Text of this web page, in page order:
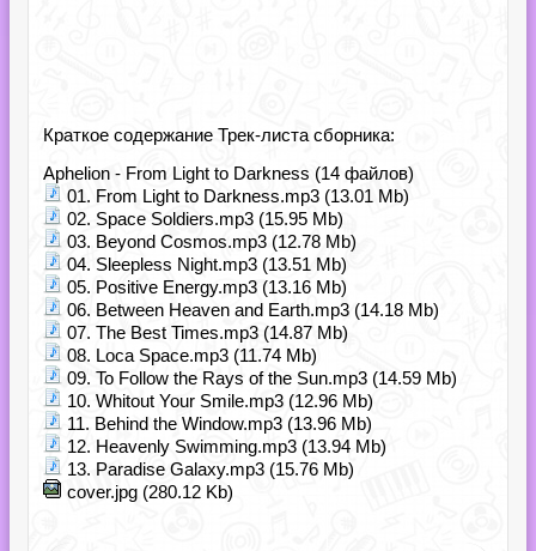
Краткое содержание Трек-листа сборника:
Aphelion - From Light to Darkness (14 файлов)
01. From Light to Darkness.mp3 (13.01 Mb)
02. Space Soldiers.mp3 (15.95 Mb)
03. Beyond Cosmos.mp3 (12.78 Mb)
04. Sleepless Night.mp3 (13.51 Mb)
05. Positive Energy.mp3 (13.16 Mb)
06. Between Heaven and Earth.mp3 (14.18 Mb)
07. The Best Times.mp3 (14.87 Mb)
08. Loca Space.mp3 (11.74 Mb)
09. To Follow the Rays of the Sun.mp3 (14.59 Mb)
10. Whitout Your Smile.mp3 (12.96 Mb)
11. Behind the Window.mp3 (13.96 Mb)
12. Heavenly Swimming.mp3 (13.94 Mb)
13. Paradise Galaxy.mp3 (15.76 Mb)
cover.jpg (280.12 Kb)